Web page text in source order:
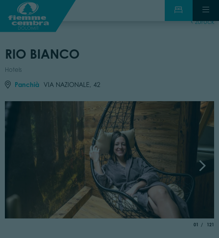
zurück
RIO BIANCO
Hotels
Panchià VIA NAZIONALE, 42
01 von
121